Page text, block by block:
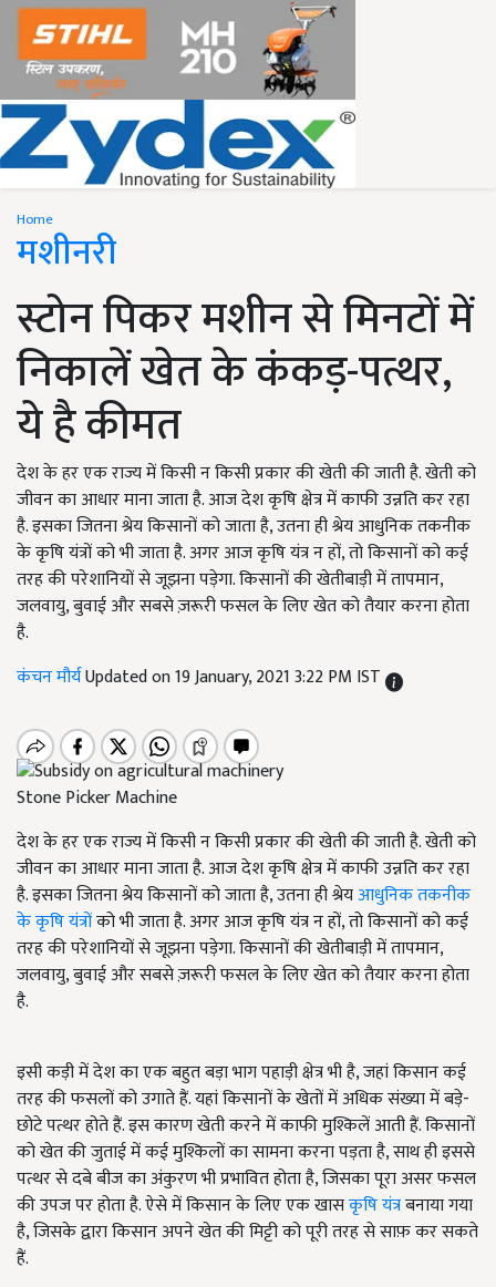
Home
मशीनरी
स्टोन पिकर मशीन से मिनटों में
निकालें खेत के कंकड़-पत्थर,
ये है कीमत
देश के हर एक राज्य में किसी न किसी प्रकार की खेती की जाती है. खेती को
जीवन का आधार माना जाता है. आज देश कृषि क्षेत्र में काफी उन्नति कर रहा
है. इसका जितना श्रेय किसानों को जाता है, उतना ही श्रेय आधुनिक तकनीक
के कृषि यंत्रों को भी जाता है. अगर आज कृषि यंत्र न हों, तो किसानों को कई
तरह की परेशानियों से जूझना पड़ेगा. किसानों की खेतीबाड़ी में तापमान,
जलवायु, बुवाई और सबसे ज़रूरी फसल के लिए खेत को तैयार करना होता
है.
कंचन मौर्यUpdated on 19 January, 2021 3:22 PM IST
Stone Picker Machine
देश के हर एक राज्य में किसी न किसी प्रकार की खेती की जाती है. खेती को
जीवन का आधार माना जाता है. आज देश कृषि क्षेत्र में काफी उन्नति कर रहा
है. इसका जितना श्रेय किसानों को जाता है, उतना ही श्रेयआधुनिक तकनीक
के कृषि यंत्रोंको भी जाता है. अगर आज कृषि यंत्र न हों, तो किसानों को कई
तरह की परेशानियों से जूझना पड़ेगा. किसानों की खेतीबाड़ी में तापमान,
जलवायु, बुवाई और सबसे ज़रूरी फसल के लिए खेत को तैयार करना होता
है.
इसी कड़ी में देश का एक बहुत बड़ा भाग पहाड़ी क्षेत्र भी है, जहां किसान कई
तरह की फसलों को उगाते हैं. यहां किसानों के खेतों में अधिक संख्या में बड़े-
छोटे पत्थर होते हैं. इस कारण खेती करने में काफी मुश्किलें आती हैं. किसानों
को खेत की जुताई में कई मुश्किलों का सामना करना पड़ता है, साथ ही इससे
पत्थर से दबे बीज का अंकुरण भी प्रभावित होता है, जिसका पूरा असर फसल
की उपज पर होता है. ऐसे में किसान के लिए एक खासकृषि यंत्रबनाया गया
है, जिसके द्वारा किसान अपने खेत की मिट्टी को पूरी तरह से साफ़ कर सकते
हैं.